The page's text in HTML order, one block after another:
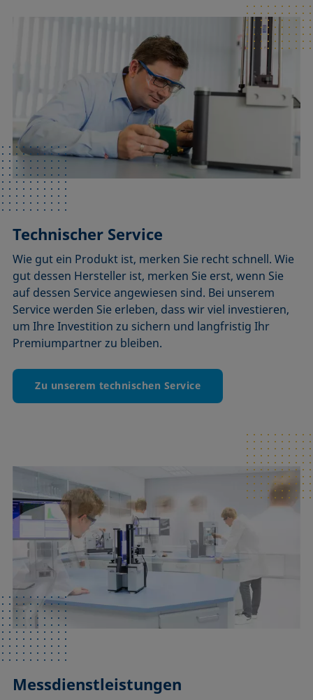
Technischer Service
Wie gut ein Produkt ist, merken Sie recht schnell. Wie
gut dessen Hersteller ist, merken Sie erst, wenn Sie
auf dessen Service angewiesen sind. Bei unserem
Service werden Sie erleben, dass wir viel investieren,
um Ihre Investition zu sichern und langfristig Ihr
Premiumpartner zu bleiben.
Zu unserem technischen Service
Messdienstleistungen